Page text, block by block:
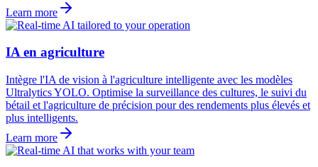
Learn more
IA en agriculture
Intègre l'IA de vision à l'agriculture intelligente avec les modèles
Ultralytics YOLO. Optimise la surveillance des cultures, le suivi du
bétail et l'agriculture de précision pour des rendements plus élevés et
plus intelligents.
Learn more